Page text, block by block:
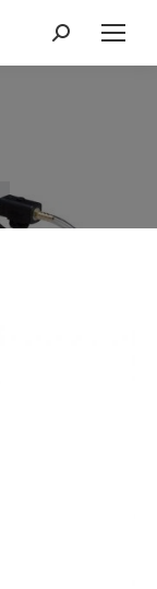
搜
索：